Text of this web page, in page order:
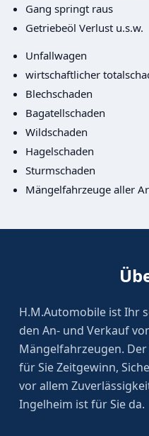
Gang springt raus
Getriebeöl Verlust u.s.w.
Unfallwagen
wirtschaftlicher
Blechschaden
Bagatellschaden
Wildschaden
Hagelschaden
Sturmschaden
Mängelfahrzeuge aller
H.M.Automobile ist Ihr
den An- und Verkauf
Mängelfahrzeugen.
für Sie Zeitgewinn,
vor allem
Ingelheim ist für Sie da.